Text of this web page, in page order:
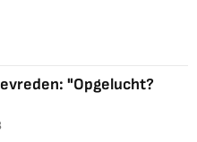
"Opgelucht?